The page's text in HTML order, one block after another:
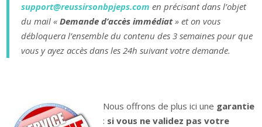
support@reussirsonbpjeps.com en précisant dans l’objet
du mail «Demande d’accès immédiat» et on vous
débloquera l’ensemble du contenu des 3 semaines pour que
vous y ayez accès dans les 24h suivant votre demande.
Nous offrons de plus ici une garantie
: si vous ne validez pas votre